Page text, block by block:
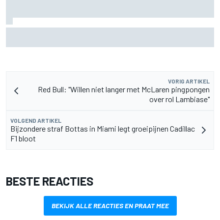
VORIG ARTIKEL
Red Bull: "Willen niet langer met McLaren pingpongen
over rol Lambiase"
VOLGEND ARTIKEL
Bijzondere straf Bottas in Miami legt groeipijnen Cadillac
F1 bloot
BESTE REACTIES
BEKIJK ALLE REACTIES EN PRAAT MEE